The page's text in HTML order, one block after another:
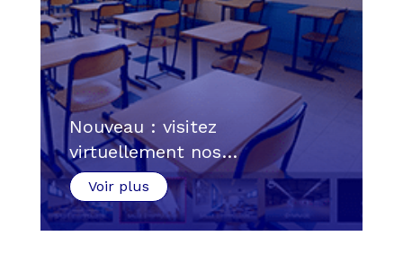
Nouveau : visitez
virtuellement nos…
Voir plus